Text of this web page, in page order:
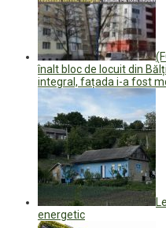
înalt bloc de locuit din
integral, fațada i-a fost
energetic